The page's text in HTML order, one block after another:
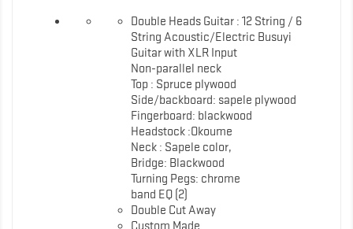
Double Heads Guitar : 12 String / 6
String Acoustic/Electric Busuyi
Guitar with XLR Input
Non-parallel neck
Top : Spruce plywood
Side/backboard: sapele plywood
Fingerboard: blackwood
Headstock :Okoume
Neck : Sapele color,
Bridge: Blackwood
Turning Pegs: chrome
band EQ (2)
Double Cut Away
Custom Made